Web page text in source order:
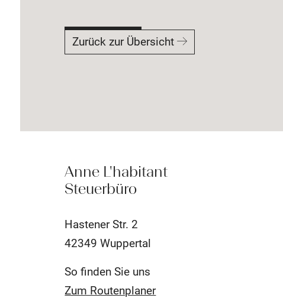
Zurück zur Übersicht
Anne L'habitant
Steuerbüro
Hastener Str. 2
42349 Wuppertal
So finden Sie uns
Zum Routenplaner